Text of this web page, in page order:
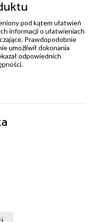
pod kątem ułatwień
informacji o ułatwieniach
Prawdopodobnie
umożliwił dokonania
odpowiednich